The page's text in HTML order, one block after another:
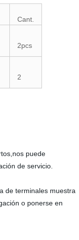
Cant.
2pcs
2
puede
de servicio.
de terminales muestra
o ponerse en